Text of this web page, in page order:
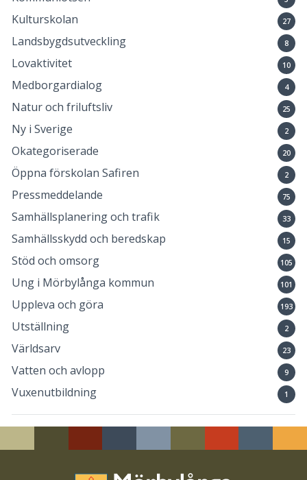
Kulturskolan 27
Landsbygdsutveckling 8
Lovaktivitet 10
Medborgardialog 4
Natur och friluftsliv 25
Ny i Sverige 2
Okategoriserade 20
Öppna förskolan Safiren 2
Pressmeddelande 75
Samhällsplanering och trafik 33
Samhällsskydd och beredskap 15
Stöd och omsorg 105
Ung i Mörbylånga kommun 101
Uppleva och göra 193
Utställning 2
Världsarv 23
Vatten och avlopp 9
Vuxenutbildning 1